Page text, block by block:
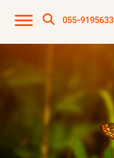
055-9195633